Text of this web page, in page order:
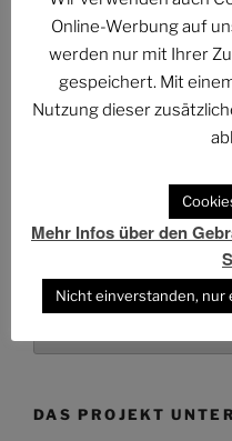
ARCHIV
Kategorien
DAS PROJEKT
Online-Werbung auf
werden nur mit Ihrer
gespeichert. Mit
Nutzung dieser
Mehr Infos über den
Nicht einverstanden, nur